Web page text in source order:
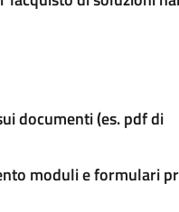
documenti (es. pdf di
moduli e formulari